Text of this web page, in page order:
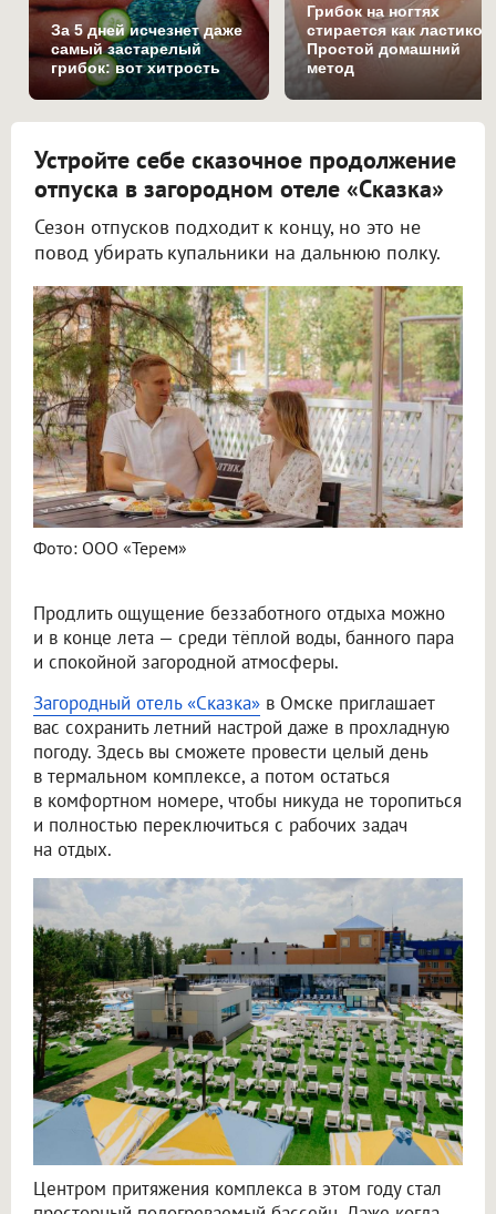
За 5 дней исчезнет даже
самый застарелый
грибок: вот хитрость
Грибок на ногтях
стирается как
Простой домашний
метод
Устройте себе сказочное продолжение
отпуска в загородном отеле «Сказка»
Сезон отпусков подходит к концу, но это не
повод убирать купальники на дальнюю полку.
Фото: ООО «Терем»
Продлить ощущение беззаботного отдыха можно
и в конце лета — среди тёплой воды, банного пара
и спокойной загородной атмосферы.
Загородный отель «Сказка» в Омске приглашает
вас сохранить летний настрой даже в прохладную
погоду. Здесь вы сможете провести целый день
в термальном комплексе, а потом остаться
в комфортном номере, чтобы никуда не торопиться
и полностью переключиться с рабочих задач
на отдых.
Центром притяжения комплекса в этом году стал